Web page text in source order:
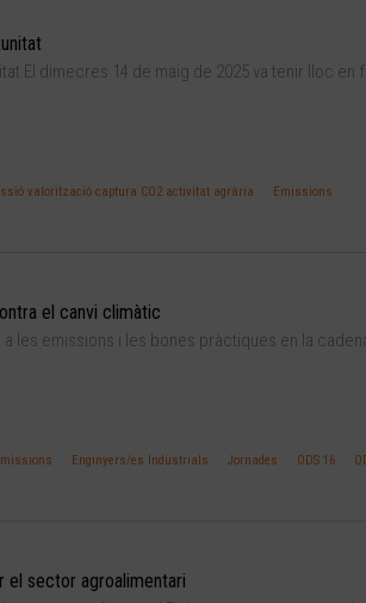
El dimecres 14 de maig de 2025 va tenir lloc en
valorització captura CO2 activitat agrària Emissions
el canvi climàtic
les emissions i les bones pràctiques en la
Enginyers/es Industrials Jornades ODS 16
el sector agroalimentari